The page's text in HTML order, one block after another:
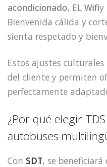
acondicionado, EL Wifiy
Bienvenida cálida y
sienta respetado y
Estos ajustes
del cliente y permiten
perfectamente
¿Por qué elegir
autobuses
Con SDT, se beneficiará